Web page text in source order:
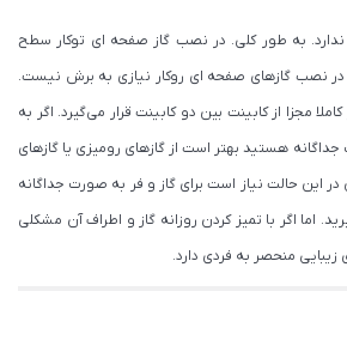
به طور کلی. در نصب گاز صفحه ای توکار سطح
نصب گازهای صفحه ای روکار نیازی به برش نیست.
مجزا از کابینت بین دو کابینت قرار می‌گیرد. اگر به
هستید بهتر است از گازهای رومیزی یا گازهای
این حالت نیاز است برای گاز و فر به صورت جداگانه
اما اگر با تمیز کردن روزانه گاز و اطراف آن مشکلی
زیبایی منحصر به فردی دارد.